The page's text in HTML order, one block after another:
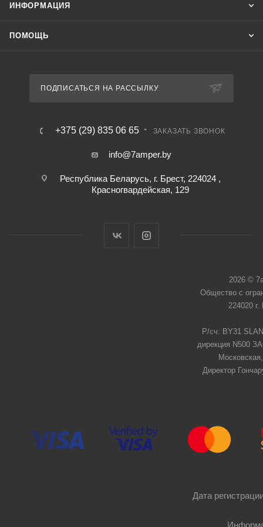
ИНФОРМАЦИЯ
ПОМОЩЬ
ПОДПИСАТЬСЯ НА РАССЫЛКУ
+375 (29) 835 06 65 ЗАКАЗАТЬ ЗВОНОК
info@7amper.by
Республика Беларусь, г. Брест, 224024 ,
Красногвардейская, 129
2026 ©
Общество с
224020
Р/сч: BY31
дирекция N500
Директор
Дата